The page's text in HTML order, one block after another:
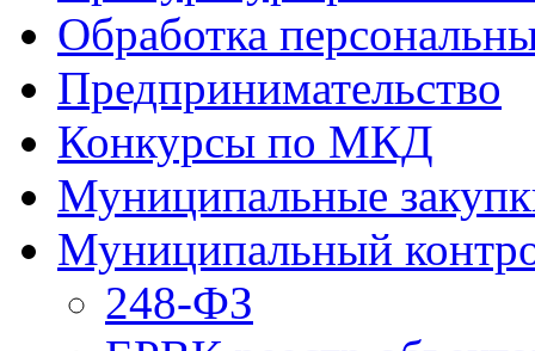
Обработка
Предпринимательство
Конкурсы по МКД
Муниципальные
Муниципальный
248-ФЗ